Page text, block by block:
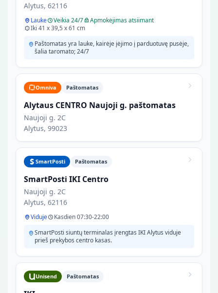
Alytus, 62116
Lauke Veikia 24/7
Apmokėjimas atsiimant
Iki 41 x 39,5 x 61 cm
Paštomatas yra lauke, kairėje įėjimo į parduotuvę pusėje,
šalia taromato; 24/7
Omniva Paštomatas
Alytaus CENTRO Naujoji g. paštomatas
Naujoji g. 2C
Alytus, 99023
SmartPosti Paštomatas
SmartPosti IKI Centro
Naujoji g. 2C
Alytus, 62116
Viduje
Kasdien 07:30-22:00
SmartPosti siuntų terminalas įrengtas IKI Alytus viduje
prieš prekybos centro kasas.
Unisend Paštomatas